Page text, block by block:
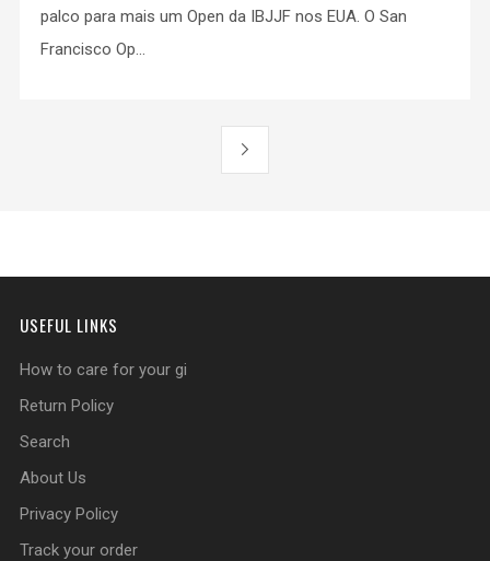
palco para mais um Open da IBJJF nos EUA. O San
Francisco Op...
USEFUL LINKS
How to care for your gi
Return Policy
Search
About Us
Privacy Policy
Track your order